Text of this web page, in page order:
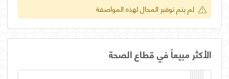
لم يتم توفير المجال لهذه المواصفة
الأكثر مبيعاً في قطاع الصحة